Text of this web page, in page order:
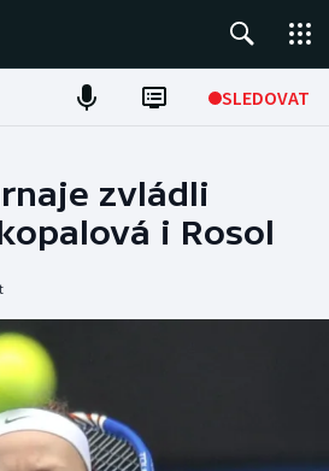
SLEDOVAT
zvládli
i Rosol